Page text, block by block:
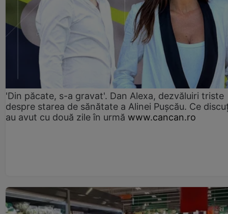
'Din păcate, s-a gravat'. Dan Alexa, dezvăluiri triste
despre starea de sănătate a Alinei Pușcău. Ce
au avut cu două zile în urmă www.cancan.ro